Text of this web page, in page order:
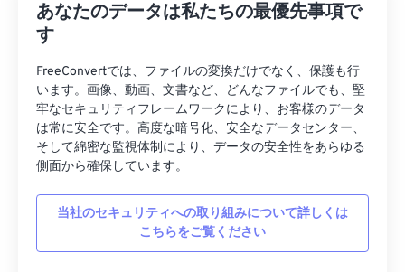
あなたのデータは私たちの最優先事項で
す
FreeConvertでは、ファイルの変換だけでなく、保護も行
います。画像、動画、文書など、どんなファイルでも、堅
牢なセキュリティフレームワークにより、お客様のデータ
は常に安全です。高度な暗号化、安全なデータセンター、
そして綿密な監視体制により、データの安全性をあらゆる
側面から確保しています。
当社のセキュリティへの取り組みについて詳しくは
こちらをご覧ください